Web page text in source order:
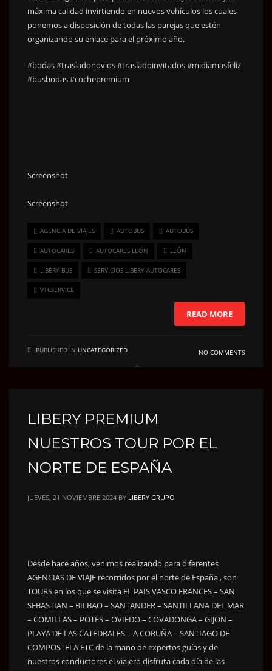
máxima calidad invirtiendo en nuevos vehículos los cuales
ponemos a disposición de todas las parejas que estén
organizando su enlace para el próximo año.
#bodas #trasladonovios #trasladoinvitados #midiamasfeliz
#busbodas #cochepremium
Screenshot
Screenshot
AGENCIA DE VIAJES AUTOBUS AUTOBÚS
AUTOCARES AUTOCARES LEÓN LEÓN
LIBERY BUS SERVICIOS LIBERY AUTOCARES
VTCSERVICE
READ MORE
PUBLISHED IN UNCATEGORIZED NO COMMENTS
LIBERY PREMIUM
NUESTROS TOUR POR EL
NORTE DE ESPAÑA
JUEVES, 21 NOVIEMBRE 2024 BY LIBERY GRUPO
Desde hace años, venimos realizando para diferentes
AGENCIAS DE VIAJE recorridos por el norte de España , son
TOURS en los que se visita EL PAIS VASCO FRANCES – SAN
SEBASTIAN – BILBAO – SANTANDER – SANTILLANA DEL MAR
– COMILLAS – POTES – OVIEDO – COVADONGA – GIJON –
PLAYA DE LAS CATEDRALES – A CORUÑA – SANTIAGO DE
COMPOSTELA ETC de la mano de expertos guías y de
nuestros conductores el viajero disfruta cada día de las